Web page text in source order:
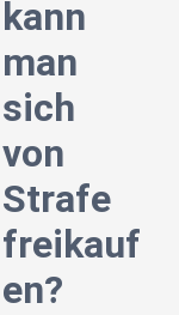
kann
man
sich
von
Strafe
freikauf
en?